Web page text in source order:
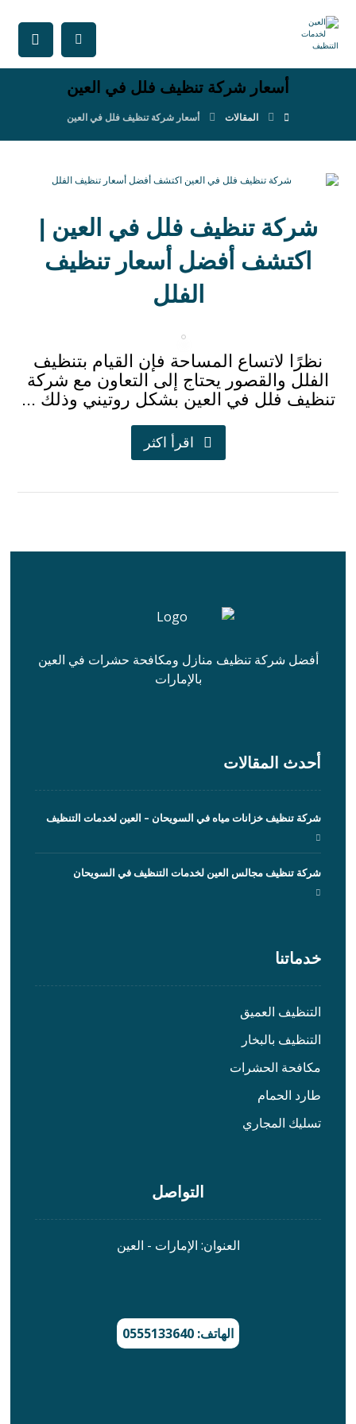
أسعار شركة تنظيف فلل في العين
المقالات أسعار شركة تنظيف فلل في العين
شركة تنظيف فلل في العين |
اكتشف أفضل أسعار تنظيف
الفلل
نظرًا لاتساع المساحة فإن القيام بتنظيف
الفلل والقصور يحتاج إلى التعاون مع شركة
تنظيف فلل في العين بشكل روتيني وذلك ...
اقرأ اكثر
أفضل شركة تنظيف منازل ومكافحة حشرات في العين
بالإمارات
أحدث المقالات
شركة تنظيف خزانات مياه في السويحان – العين لخدمات التنظيف
شركة تنظيف مجالس العين لخدمات التنظيف في السويحان
خدماتنا
التنظيف العميق
التنظيف بالبخار
مكافحة الحشرات
طارد الحمام
تسليك المجاري
التواصل
العنوان: الإمارات - العين
الهاتف: 0555133640